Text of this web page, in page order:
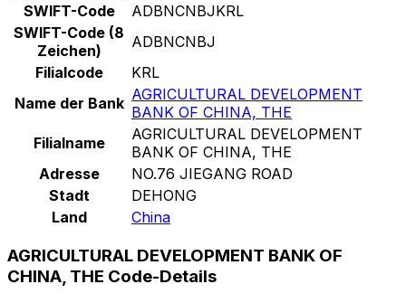
SWIFT-Code
ADBNCNBJKRL
SWIFT-Code (8
Zeichen)
ADBNCNBJ
Filialcode
KRL
Name der Bank AGRICULTURAL DEVELOPMENT
BANK OF CHINA, THE
Filialname
AGRICULTURAL DEVELOPMENT
BANK OF CHINA, THE
Adresse
NO.76 JIEGANG ROAD
Stadt
DEHONG
Land
China
AGRICULTURAL DEVELOPMENT BANK OF
CHINA, THE Code-Details